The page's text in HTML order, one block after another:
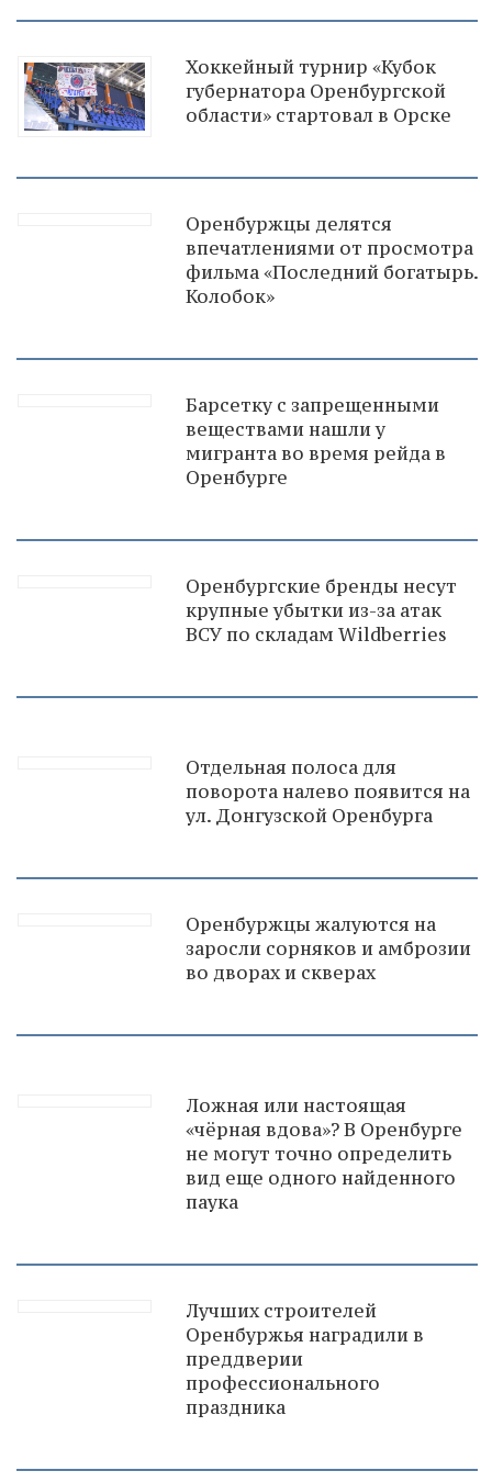
Хоккейный турнир «Кубок
губернатора Оренбургской
области» стартовал в Орске
Оренбуржцы делятся
впечатлениями от просмотра
фильма «Последний богатырь.
Колобок»
Барсетку с запрещенными
веществами нашли у
мигранта во время рейда в
Оренбурге
Оренбургские бренды несут
крупные убытки из-за атак
ВСУ по складам Wildberries
Отдельная полоса для
поворота налево появится на
ул. Донгузской Оренбурга
Оренбуржцы жалуются на
заросли сорняков и амброзии
во дворах и скверах
Ложная или настоящая
«чёрная вдова»? В Оренбурге
не могут точно определить
вид еще одного найденного
паука
Лучших строителей
Оренбуржья наградили в
преддверии
профессионального
праздника